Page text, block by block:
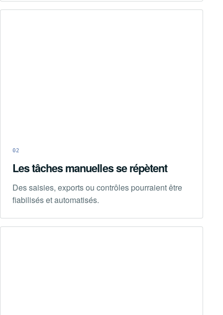
02
Les tâches manuelles se répètent
Des saisies, exports ou contrôles pourraient être
fiabilisés et automatisés.